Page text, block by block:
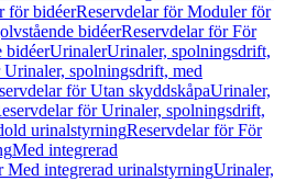
för bidéerReservdelar för Moduler för
bidéerReservdelar för För
bidéerUrinalerUrinaler, spolningsdrift,
spolningsdrift, med
för Utan skyddskåpaUrinaler,
för Urinaler, spolningsdrift,
urinalstyrningReservdelar för För
Med integrerad
Med integrerad urinalstyrningUrinaler,